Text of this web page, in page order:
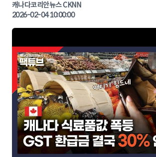
린 캐나다뉴스 | CKNNEWS, 캐나다코리안뉴스
캐나다코리안뉴스 CKNN
2026-02-04 10:00:00